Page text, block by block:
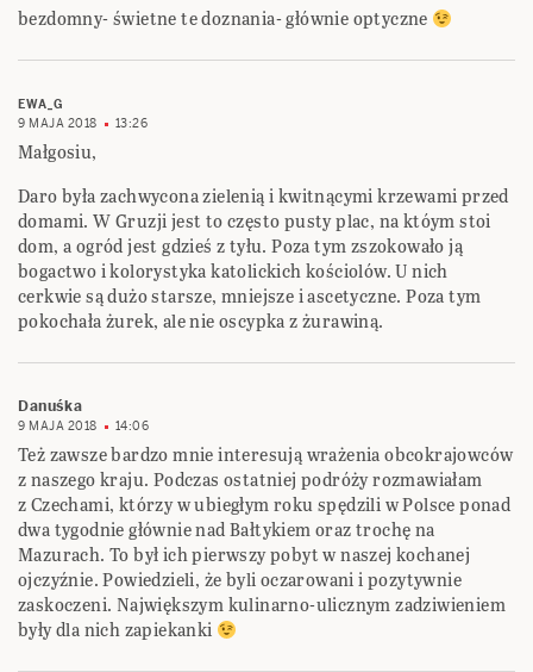
bezdomny- świetne te doznania- głównie optyczne
EWA_G
9 MAJA 2018
13:26
Małgosiu,
Daro była zachwycona zielenią i kwitnącymi krzewami przed
domami. W Gruzji jest to często pusty plac, na któym stoi
dom, a ogród jest gdzieś z tyłu. Poza tym zszokowało ją
bogactwo i kolorystyka katolickich kościolów. U nich
cerkwie są dużo starsze, mniejsze i ascetyczne. Poza tym
pokochała żurek, ale nie oscypka z żurawiną.
Danuśka
9 MAJA 2018 14:06
Też zawsze bardzo mnie interesują wrażenia obcokrajowców
z naszego kraju. Podczas ostatniej podróży rozmawiałam
z Czechami, którzy w ubiegłym roku spędzili w Polsce ponad
dwa tygodnie głównie nad Bałtykiem oraz trochę na
Mazurach. To był ich pierwszy pobyt w naszej kochanej
ojczyźnie. Powiedzieli, że byli oczarowani i pozytywnie
zaskoczeni. Największym kulinarno-ulicznym zadziwieniem
były dla nich zapiekanki